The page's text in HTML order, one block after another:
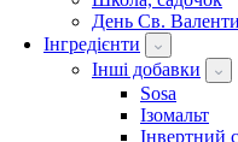
День Св.
Інгредієнти
Інші добавки
Sosa
Ізомальт
Інвертний